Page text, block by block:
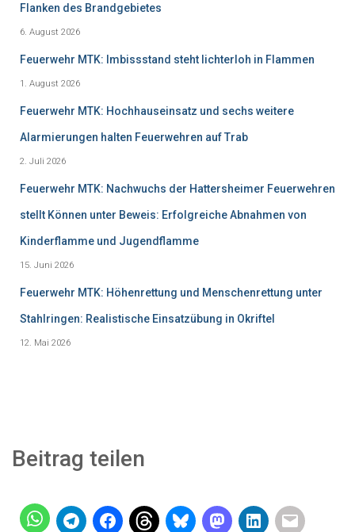
Flanken des Brandgebietes
6. August 2026
Feuerwehr MTK: Imbissstand steht lichterloh in Flammen
1. August 2026
Feuerwehr MTK: Hochhauseinsatz und sechs weitere
Alarmierungen halten Feuerwehren auf Trab
2. Juli 2026
Feuerwehr MTK: Nachwuchs der Hattersheimer Feuerwehren
stellt Können unter Beweis: Erfolgreiche Abnahmen von
Kinderflamme und Jugendflamme
15. Juni 2026
Feuerwehr MTK: Höhenrettung und Menschenrettung unter
Stahlringen: Realistische Einsatzübung in Okriftel
12. Mai 2026
Beitrag teilen